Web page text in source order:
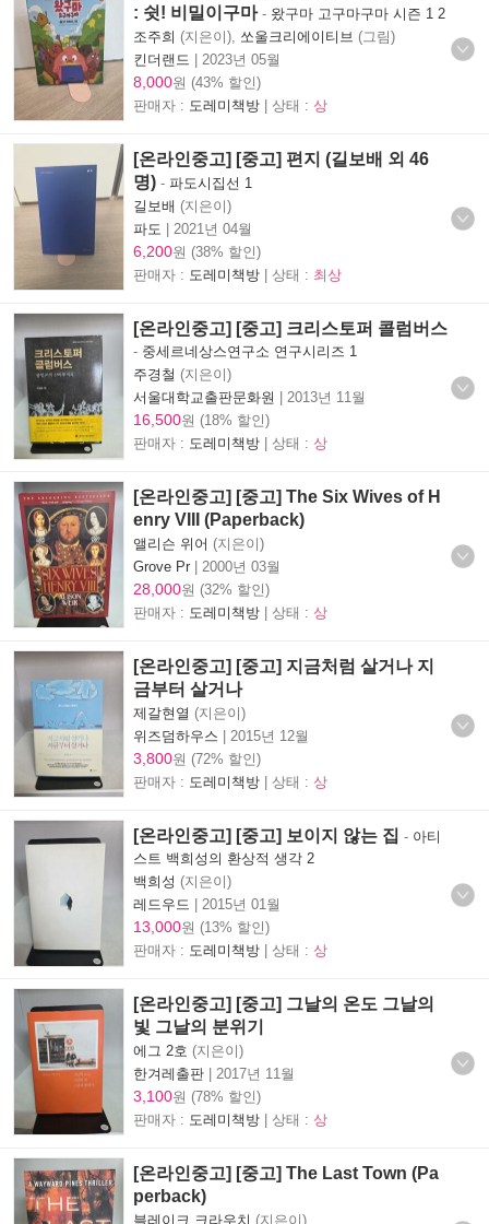
: 쉿! 비밀이구마- 왔구마 고구마구마 시즌 1 2
조주희 (지은이), 쏘울크리에이티브 (그림)
킨더랜드 | 2023년 05월
8,000원 (43% 할인)
판매자 : 도레미책방 | 상태 : 상
[온라인중고] [중고] 편지 (길보배 외 46
명) - 파도시집선 1
길보배 (지은이)
파도 | 2021년 04월
6,200원 (38% 할인)
판매자 : 도레미책방 | 상태 : 최상
[온라인중고] [중고] 크리스토퍼 콜럼버스
- 중세르네상스연구소 연구시리즈 1
주경철 (지은이)
서울대학교출판문화원 | 2013년 11월
16,500원 (18% 할인)
판매자 : 도레미책방 | 상태 : 상
[온라인중고] [중고] The Six Wives of H
enry VIII (Paperback)
앨리슨 위어 (지은이)
Grove Pr | 2000년 03월
28,000원 (32% 할인)
판매자 : 도레미책방 | 상태 : 상
[온라인중고] [중고] 지금처럼 살거나 지
금부터 살거나
제갈현열 (지은이)
위즈덤하우스 | 2015년 12월
3,800원 (72% 할인)
판매자 : 도레미책방 | 상태 : 상
[온라인중고] [중고] 보이지 않는 집 - 아티
스트 백희성의 환상적 생각 2
백희성 (지은이)
레드우드 | 2015년 01월
13,000원 (13% 할인)
판매자 : 도레미책방 | 상태 : 상
[온라인중고] [중고] 그날의 온도 그날의
빛 그날의 분위기
에그 2호 (지은이)
한겨레출판 | 2017년 11월
3,100원 (78% 할인)
판매자 : 도레미책방 | 상태 : 상
[온라인중고] [중고] The Last Town (Pa
perback)
블레이크 크라우치 (지은이)